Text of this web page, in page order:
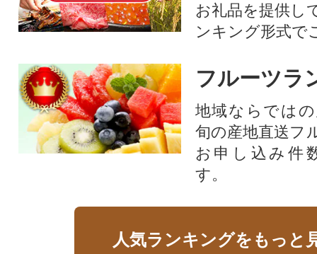
お礼品を提供し
ンキング形式で
フルーツラ
地域ならでは
旬の産地直送フ
お申し込み件
す。
人気ランキングをもっと